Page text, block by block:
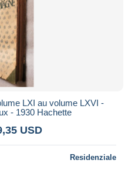
LXI au volume LXVI -
- 1930 Hachette
USD
Residenziale